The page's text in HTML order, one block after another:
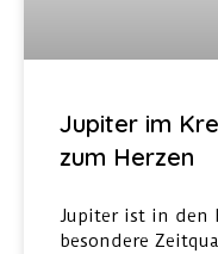
Jupiter im
zum Herzen
Jupiter ist in den
besondere